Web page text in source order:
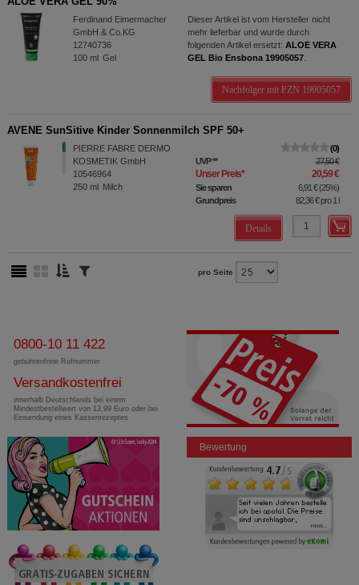
Ferdinand Eimermacher
GmbH & Co.KG
12740736
100 ml Gel
Dieser Artikel ist vom Hersteller nicht
mehr lieferbar und wurde durch
folgenden Artikel ersetzt: ALOE VERA
GEL Bio Ensbona 19905057.
Nachfolger mit PZN 19905057
AVENE SunSitive Kinder Sonnenmilch SPF 50+
PIERRE FABRE DERMO
KOSMETIK GmbH
10546964
250 ml Milch
0
UVP** 27,50 €
Unser Preis* 20,59 €
Sie sparen 6,91 €(25%)
Grundpreis
82,36 €pro 1 l
Details
pro Seite
0800-10 11 422
gebührenfreie Rufnummer
Versandkostenfrei
innerhalb Deutschlands bei einem
Mindestbestellwert von 13,99 Euro oder bei
Einsendung eines Kassenrezeptes
Bewertung